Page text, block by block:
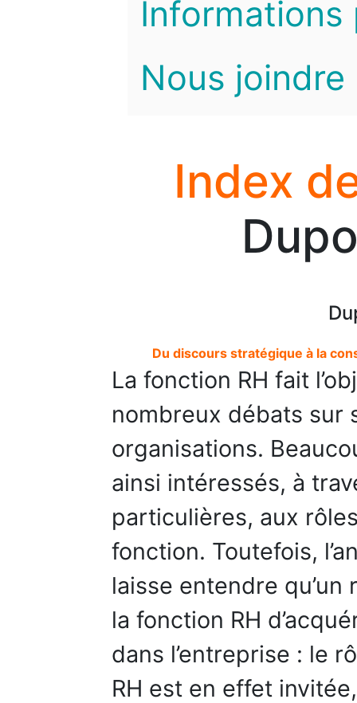
Informations
Nous joindre
Index
Du discours stratégique à la
La fonction RH fait
nombreux débats sur
organisations.
ainsi intéressés, à
particulières, aux
fonction. Toutefois,
laisse entendre
la fonction RH
dans l’entreprise : le
RH est en effet